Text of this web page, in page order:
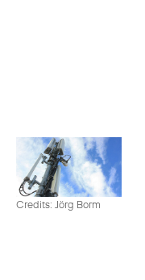
Credits: Jörg Borm